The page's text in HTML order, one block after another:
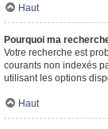
Haut
Pourquoi ma
Votre recherche est
courants non indexés
utilisant les options
Haut